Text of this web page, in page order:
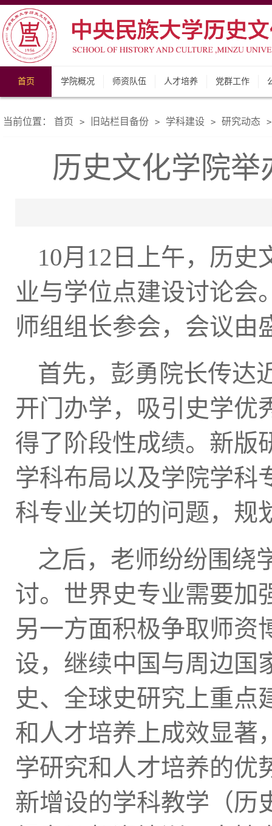
首页 学院概况 师资队伍 人才培养 党群工作
当前位置： 首页 > 旧站栏目备份 > 学科建设 > 研究动态 >
历史文化学院
10月 12 日上午，历史
业与学位点建设讨论会
师组组长参会，会议由
首先，彭勇院长传达
开门办学， 吸引史学优
得了阶段性成绩。 新版
学科布局以及学院学科
科专业关切的问题， 规
之后，老师纷纷围绕
讨。世界史专业需要加
另一方面积极争取师资
设，继续中国与周边国
史、全球史研究上重点
和人才培养上成效显著
学研究和人才培养的优
新增设的学科教学（历